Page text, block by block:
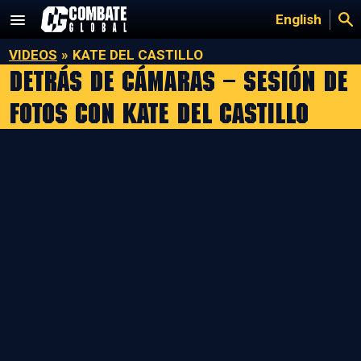
contenido
English
VIDEOS » KATE DEL CASTILLO
Detrás de Cámaras – Sesión De
Fotos Con Kate Del Castillo